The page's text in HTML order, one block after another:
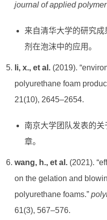
journal of applied
来自清华大学的研究
剂在泡沫中的应用。
li, x., et al.(2019).
polyurethane foam
21(10), 2645–2654.
南京大学团队发表的
章。
wang, h., et al.(2021).
on the gelation and
polyurethane foams.”
61(3), 567–576.